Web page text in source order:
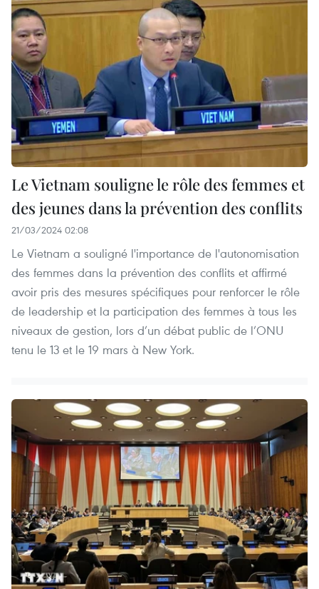
Le Vietnam souligne le rôle des femmes et
des jeunes dans la prévention des conflits
21/03/2024 02:08
Le Vietnam a souligné l'importance de l'autonomisation
des femmes dans la prévention des conflits et affirmé
avoir pris des mesures spécifiques pour renforcer le rôle
de leadership et la participation des femmes à tous les
niveaux de gestion, lors d’un débat public de l’ONU
tenu le 13 et le 19 mars à New York.